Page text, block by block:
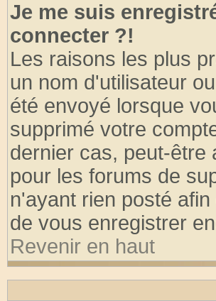
Je me suis
connecter ?!
Les raisons les plus
un nom d'utilisateur
été envoyé lorsque
supprimé votre
dernier cas, peut-être
pour les forums de
n'ayant rien posté
de vous enregistrer
Revenir en haut